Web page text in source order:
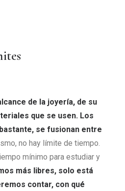
de la joyería, de su
que se usen. Los
se fusionan entre
no hay límite de tiempo.
mínimo para estudiar y
más libres, solo está
contar, con qué